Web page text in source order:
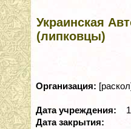
Украинская
(липковцы)
Организация:
Дата учреждения:
Дата закрытия: